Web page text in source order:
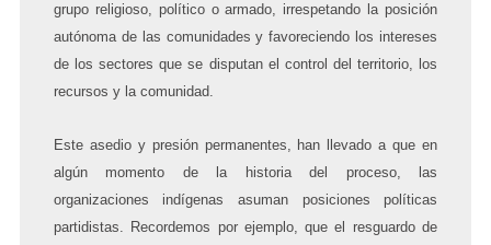
grupo religioso, político o armado, irrespetando la posición
autónoma de las comunidades y favoreciendo los intereses
de los sectores que se disputan el control del territorio, los
recursos y la comunidad.
Este asedio y presión permanentes, han llevado a que en
algún momento de la historia del proceso, las
organizaciones indígenas asuman posiciones políticas
partidistas. Recordemos por ejemplo, que el
resguardo de